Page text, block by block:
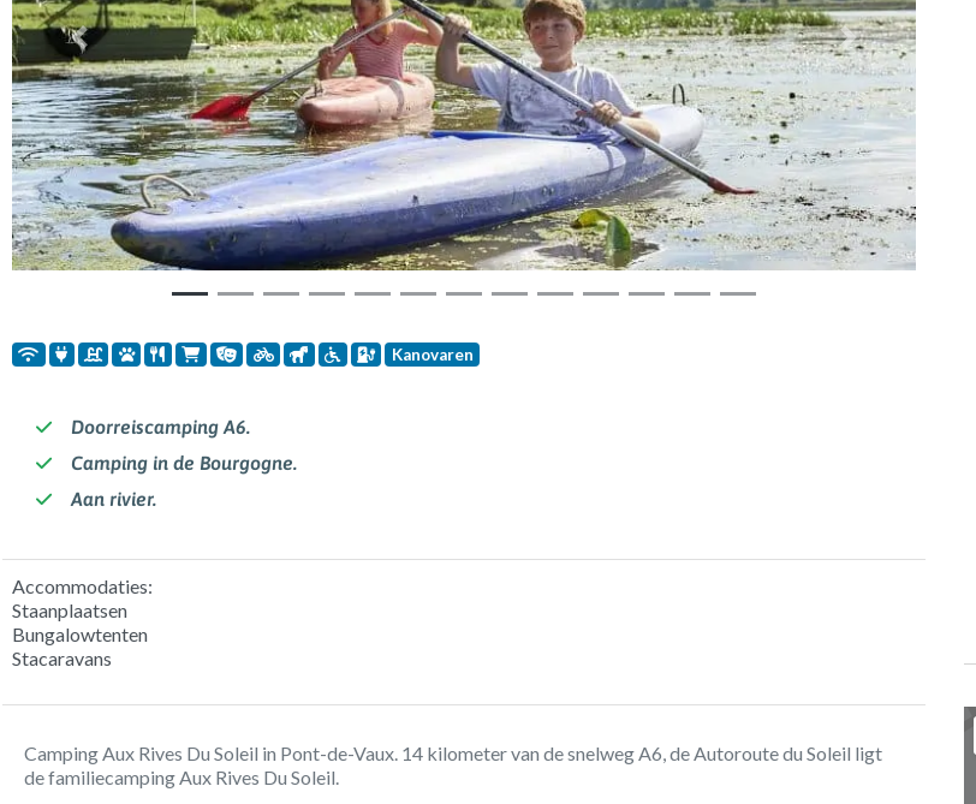
Vorige Volgende
Kanovaren
Doorreiscamping A6.
Camping in de Bourgogne.
Aan rivier.
Accommodaties:
Staanplaatsen
Bungalowtenten
Stacaravans
Camping Aux Rives Du Soleil in Pont-de-Vaux. 14 kilometer van de snelweg A6, de Autoroute du Soleil ligt
de familiecamping Aux Rives Du Soleil.